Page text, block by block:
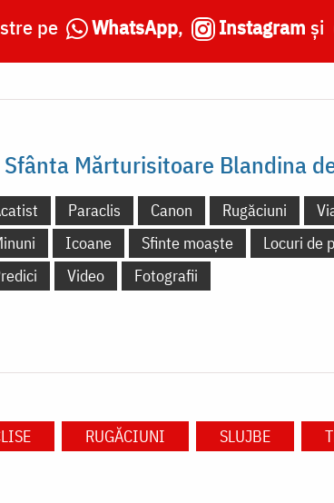
pe WhatsApp, Instagram și
Mărturisitoare Blandina
Paraclis Canon Rugăciuni
Icoane Sfinte moaște
Locuri de
Video Fotografii
RUGĂCIUNI SLUJBE